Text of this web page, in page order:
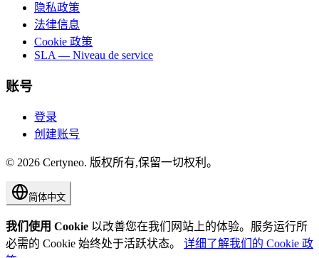
隐私政策
法律信息
Cookie 政策
SLA — Niveau de service
账号
登录
创建账号
© 2026 Certyneo. 版权所有,保留一切权利。
简体中文
我们使用 Cookie 以改善您在我们网站上的体验。服务运行所
必需的 Cookie 始终处于活跃状态。
详细了解我们的 Cookie 政